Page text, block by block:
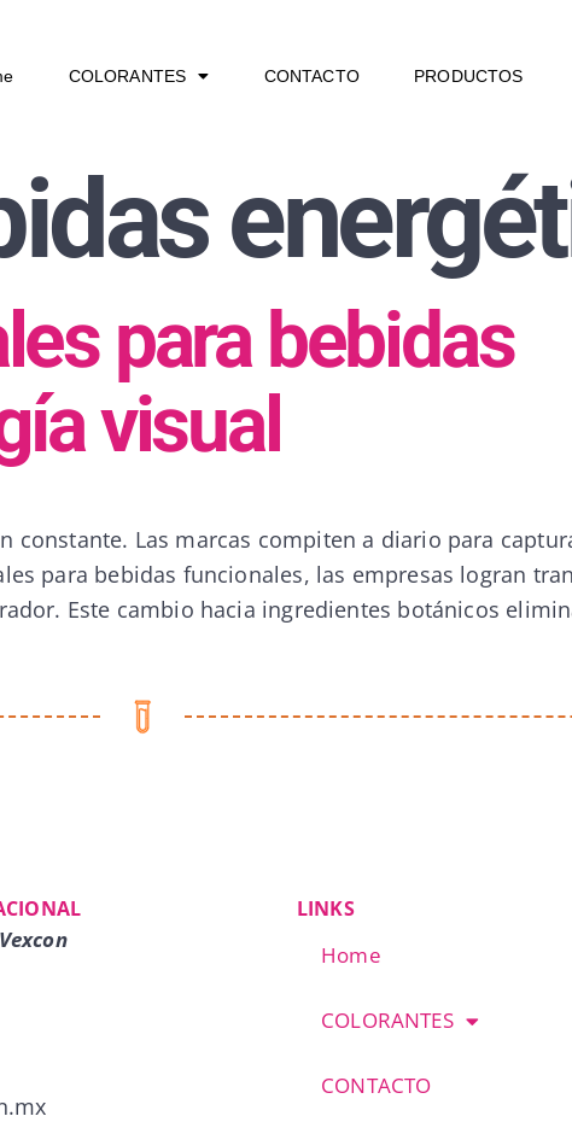
COLORANTES CONTACTO PRODUCTOS
para bebidas
visual
Las marcas compiten a diario para
para bebidas funcionales, las empresas logran
Este cambio hacia ingredientes botánicos
Vexcon
LINKS
Home
COLORANTES
CONTACTO